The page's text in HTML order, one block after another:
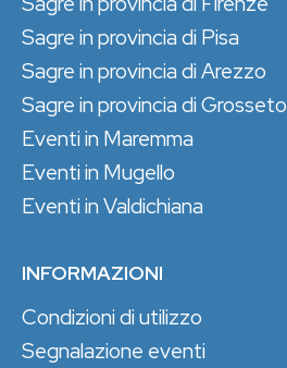
Sagre in provincia di Pisa
Sagre in provincia di Arezzo
Sagre in provincia di Grosseto
Eventi in Maremma
Eventi in Mugello
Eventi in Valdichiana
INFORMAZIONI
Condizioni di utilizzo
Segnalazione eventi